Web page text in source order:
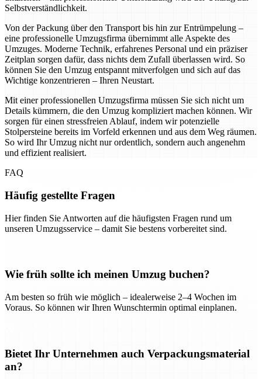
Selbstverständlichkeit.
Von der Packung über den Transport bis hin zur Entrümpelung –
eine professionelle Umzugsfirma übernimmt alle Aspekte des
Umzuges. Moderne Technik, erfahrenes Personal und ein präziser
Zeitplan sorgen dafür, dass nichts dem Zufall überlassen wird. So
können Sie den Umzug entspannt mitverfolgen und sich auf das
Wichtige konzentrieren – Ihren Neustart.
Mit einer professionellen Umzugsfirma müssen Sie sich nicht um
Details kümmern, die den Umzug kompliziert machen können. Wir
sorgen für einen stressfreien Ablauf, indem wir potenzielle
Stolpersteine bereits im Vorfeld erkennen und aus dem Weg räumen.
So wird Ihr Umzug nicht nur ordentlich, sondern auch angenehm
und effizient realisiert.
FAQ
Häufig gestellte Fragen
Hier finden Sie Antworten auf die häufigsten Fragen rund um
unseren Umzugsservice – damit Sie bestens vorbereitet sind.
Wie früh sollte ich meinen Umzug buchen?
Am besten so früh wie möglich – idealerweise 2–4 Wochen im
Voraus. So können wir Ihren Wunschtermin optimal einplanen.
Bietet Ihr Unternehmen auch Verpackungsmaterial
an?